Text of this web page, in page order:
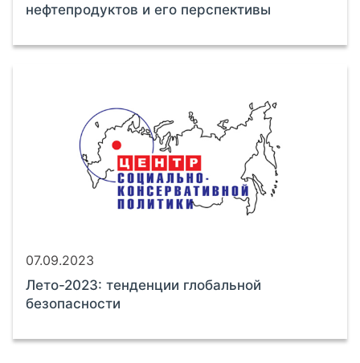
нефтепродуктов и его перспективы
07.09.2023
Лето-2023: тенденции глобальной
безопасности